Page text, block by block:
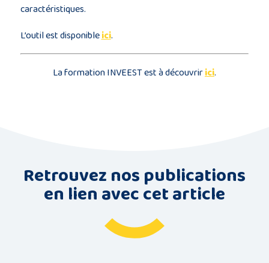
caractéristiques.
L’outil est disponibleici.
La formation INVEEST est à découvririci.
Retrouvez nos publications
en lien avec cet article